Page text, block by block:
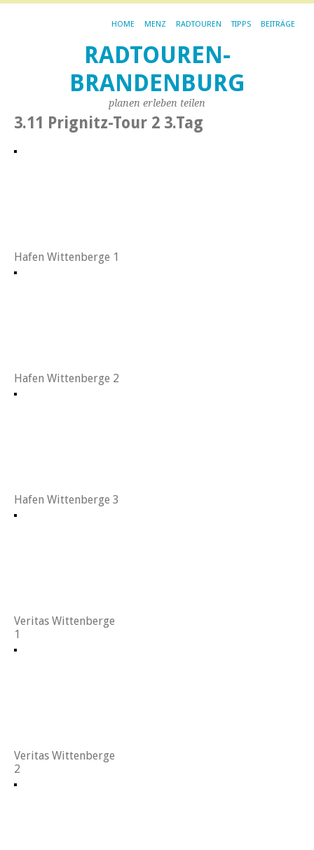
HOME MENZ RADTOUREN TIPPS BEITRÄGE
RADTOUREN-
BRANDENBURG
planen erleben teilen
3.11 Prignitz-Tour 2 3.Tag
Hafen Wittenberge 1
Hafen Wittenberge 2
Hafen Wittenberge 3
Veritas Wittenberge
1
Veritas Wittenberge
2